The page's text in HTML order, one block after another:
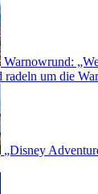
Warnowrund:
radeln um die
„Disney